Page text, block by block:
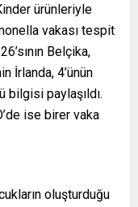
ürünleriyle
vakası tespit
Belçika,
İrlanda, 4’ünün
bilgisi paylaşıldı.
ise birer vaka
oluşturduğu